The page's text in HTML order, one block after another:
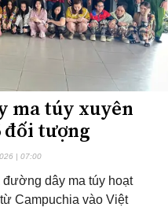
ma túy xuyên
đối tượng
| 07:00
dây ma túy hoạt
Campuchia vào Việt